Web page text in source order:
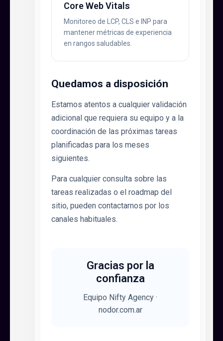
Core Web Vitals
Monitoreo de LCP, CLS e INP para
mantener métricas de experiencia
en rangos saludables.
Quedamos a disposición
Estamos atentos a cualquier validación
adicional que requiera su equipo y a la
coordinación de las próximas tareas
planificadas para los meses
siguientes.
Para cualquier consulta sobre las
tareas realizadas o el roadmap del
sitio, pueden contactarnos por los
canales habituales.
Gracias por la
confianza
Equipo Nifty Agency ·
nodor.com.ar